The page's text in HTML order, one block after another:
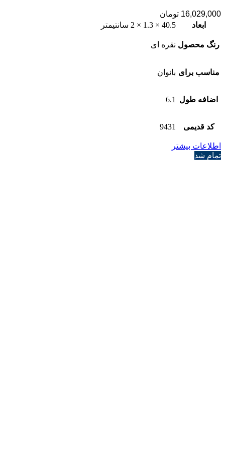
16,029,000 تومان
ابعاد
40.5 × 1.3 × 2 سانتیمتر
رنگ محصول نقره ای
مناسب برای بانوان
اضافه طول 6.1
کد قدیمی 9431
اطلاعات بیشتر
تمام شد